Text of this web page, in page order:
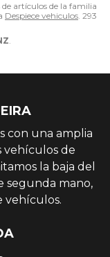
artículos de la familia
Despiece vehiculos. 293
.
con una amplia
vehículos de
la baja del
segunda mano,
vehículos.